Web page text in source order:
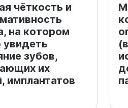
чёткость и
на котором
зубов,
их
имплантатов